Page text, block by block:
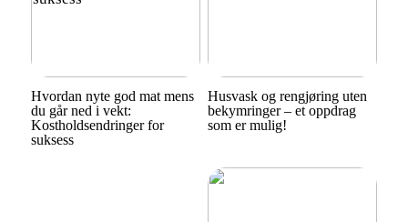
Hvordan nyte god mat mens
du går ned i vekt:
Kostholdsendringer for
suksess
Husvask og rengjøring uten
bekymringer – et oppdrag
som er mulig!